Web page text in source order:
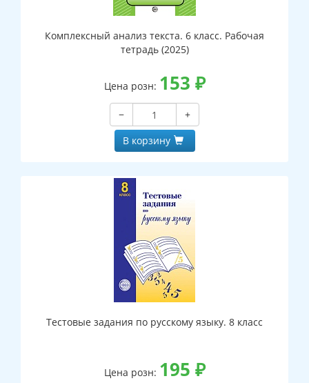
Комплексный анализ текста. 6 класс. Рабочая
тетрадь (2025)
Цена розн: 153 ₽
−
+
В корзину
Тестовые задания по русскому языку. 8 класс
Цена розн: 195 ₽